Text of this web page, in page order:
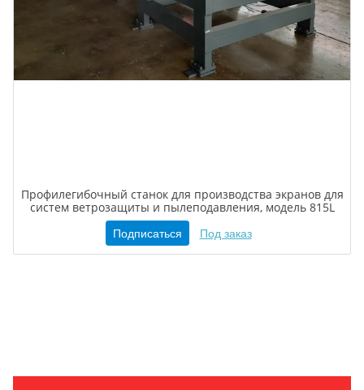
Профилегибочный станок для производства экранов для
систем ветрозащиты и пылеподавления, модель 815L
Подписаться Под заказ